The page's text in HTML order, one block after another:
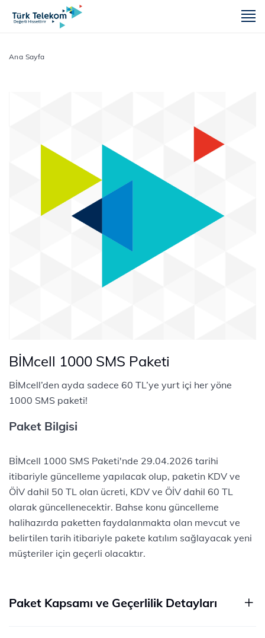
Ana Sayfa
BİMcell 1000 SMS Paketi
BİMcell’den ayda sadece 60 TL’ye yurt içi her yöne
1000 SMS paketi!
Paket Bilgisi
BİMcell 1000 SMS Paketi'nde 29.04.2026 tarihi
itibariyle güncelleme yapılacak olup, paketin KDV ve
ÖİV dahil 50 TL olan ücreti, KDV ve ÖİV dahil 60 TL
olarak güncellenecektir. Bahse konu güncelleme
halihazırda paketten faydalanmakta olan mevcut ve
belirtilen tarih itibariyle pakete katılım sağlayacak yeni
müşteriler için geçerli olacaktır.
Paket Kapsamı ve Geçerlilik Detayları​